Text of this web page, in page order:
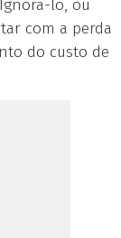
lo, ou
com a perda
do custo de